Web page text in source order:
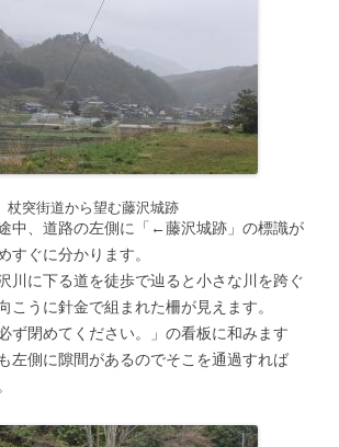
杖突街道から望む藤沢城跡
中、道路の左側に「←藤沢城跡」の標識が
すぐに分かります。
川に下る道を徒歩で辿ると小さな川を跨ぐ
こうに針金で組まれた柵が見えます。
ず閉めてください。」の看板に和みます
左側に隙間があるのでそこを通過すれば